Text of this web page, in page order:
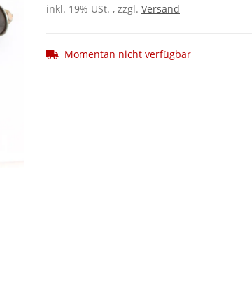
inkl. 19% USt. , zzgl. Versand
Momentan nicht verfügbar